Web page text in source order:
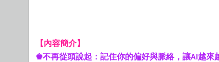
【內容簡介】
♚不再從頭說起：記住你的偏好與脈絡，讓AI 越來